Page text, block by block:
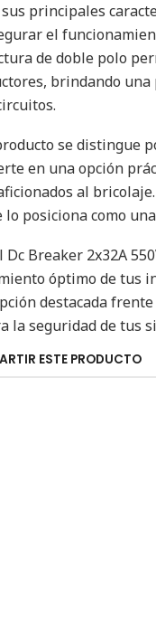
principales
el
de doble polo
brindando
se distingue
en una opción
al
lo posiciona como
Dc Breaker 2x32A
óptimo de tus
destacada
la seguridad de tus
ESTE PRODUCTO